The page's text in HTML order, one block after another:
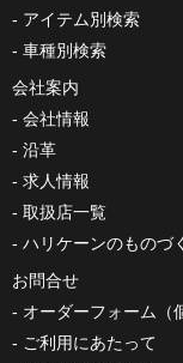
アイテム別検索
車種別検索
会社案内
会社情報
沿革
求人情報
取扱店一覧
ハリケーンのものづ
お問合せ
オーダーフォーム（
ご利用にあたって